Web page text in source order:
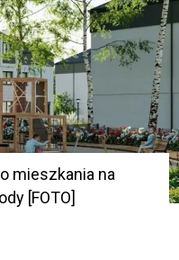
mieszkania na
[FOTO]